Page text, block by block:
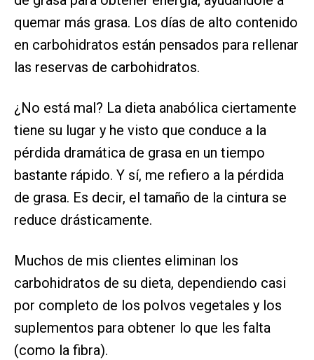
quemar más grasa. Los días de alto contenido
en carbohidratos están pensados para rellenar
las reservas de carbohidratos.
¿No está mal? La dieta anabólica ciertamente
tiene su lugar y he visto que conduce a la
pérdida dramática de grasa en un tiempo
bastante rápido. Y sí, me refiero a la pérdida
de grasa. Es decir, el tamaño de la cintura se
reduce drásticamente.
Muchos de mis clientes eliminan los
carbohidratos de su dieta, dependiendo casi
por completo de los polvos vegetales y los
suplementos para obtener lo que les falta
(como la fibra).